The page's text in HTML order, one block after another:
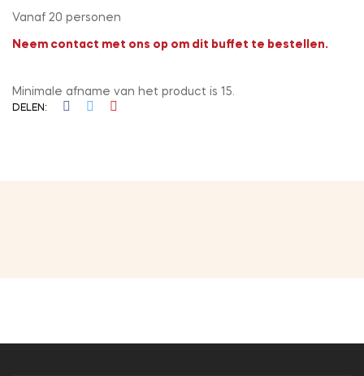
Vanaf 20 personen
Neem contact met ons op om dit buffet te bestellen.
Minimale afname van het product is 15.
DELEN